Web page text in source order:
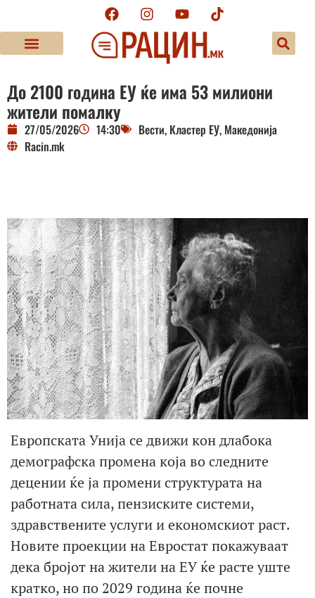
До 2100 година ЕУ ќе има 53 милиони
жители помалку
27/05/2026 14:30 Вести, Кластер ЕУ, Македонија
Racin.mk
Европската Унија се движи кон длабока
демографска промена која во следните
децении ќе ја промени структурата на
работната сила, пензиските системи,
здравствените услуги и економскиот раст.
Новите проекции на Евростат покажуваат
дека бројот на жители на ЕУ ќе расте уште
кратко, но по 2029 година ќе почне